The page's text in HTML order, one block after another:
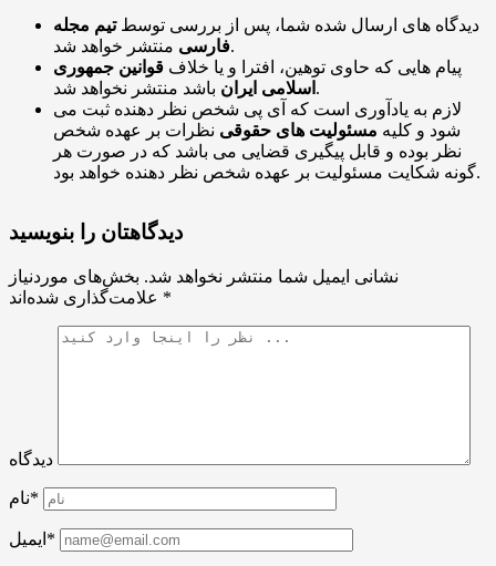
دیدگاه های ارسال شده شما، پس از بررسی توسطتیم مجله
فارسیمنتشر خواهد شد.
پیام هایی که حاوی توهین، افترا و یا خلاف قوانین جمهوری
اسلامی ایران باشد منتشر نخواهد شد.
لازم به یادآوری است که آی پی شخص نظر دهنده ثبت می
شود و کلیه مسئولیت های حقوقی نظرات بر عهده شخص
نظر بوده و قابل پیگیری قضایی می باشد که در صورت هر
گونه شکایت مسئولیت بر عهده شخص نظر دهنده خواهد بود.
دیدگاهتان را بنویسید
نشانی ایمیل شما منتشر نخواهد شد. بخش‌های موردنیاز
*
دیدگاه
نام*
ایمیل*